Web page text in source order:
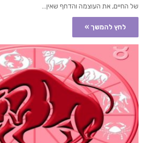
של החיים, את העוצמה והדחף שאין…
לחץ להמשך »